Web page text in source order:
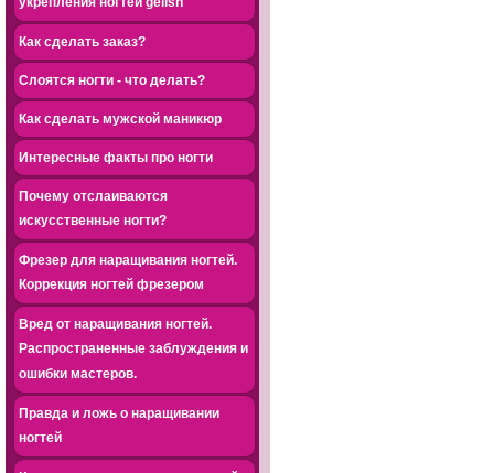
Как сделать заказ?
Слоятся ногти - что делать?
Как сделать мужской маникюр
Интересные факты про ногти
Почему отслаиваются
искусственные ногти?
Фрезер для наращивания ногтей.
Коррекция ногтей фрезером
Вред от наращивания ногтей.
Распространенные заблуждения и
ошибки мастеров.
Правда и ложь о наращивании
ногтей